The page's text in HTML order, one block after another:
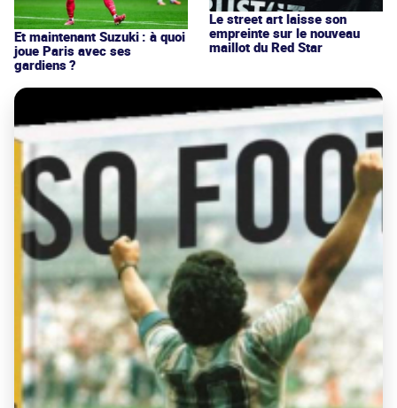
Et maintenant Suzuki : à quoi
joue Paris avec ses
gardiens ?
Le street art laisse son
empreinte sur le nouveau
maillot du Red Star